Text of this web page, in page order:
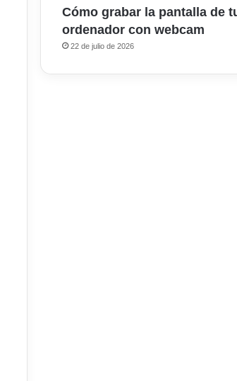
Cómo grabar la pantalla de
ordenador con webcam
22 de julio de 2026